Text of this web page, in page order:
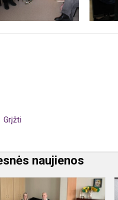
Grįžti
naujienos